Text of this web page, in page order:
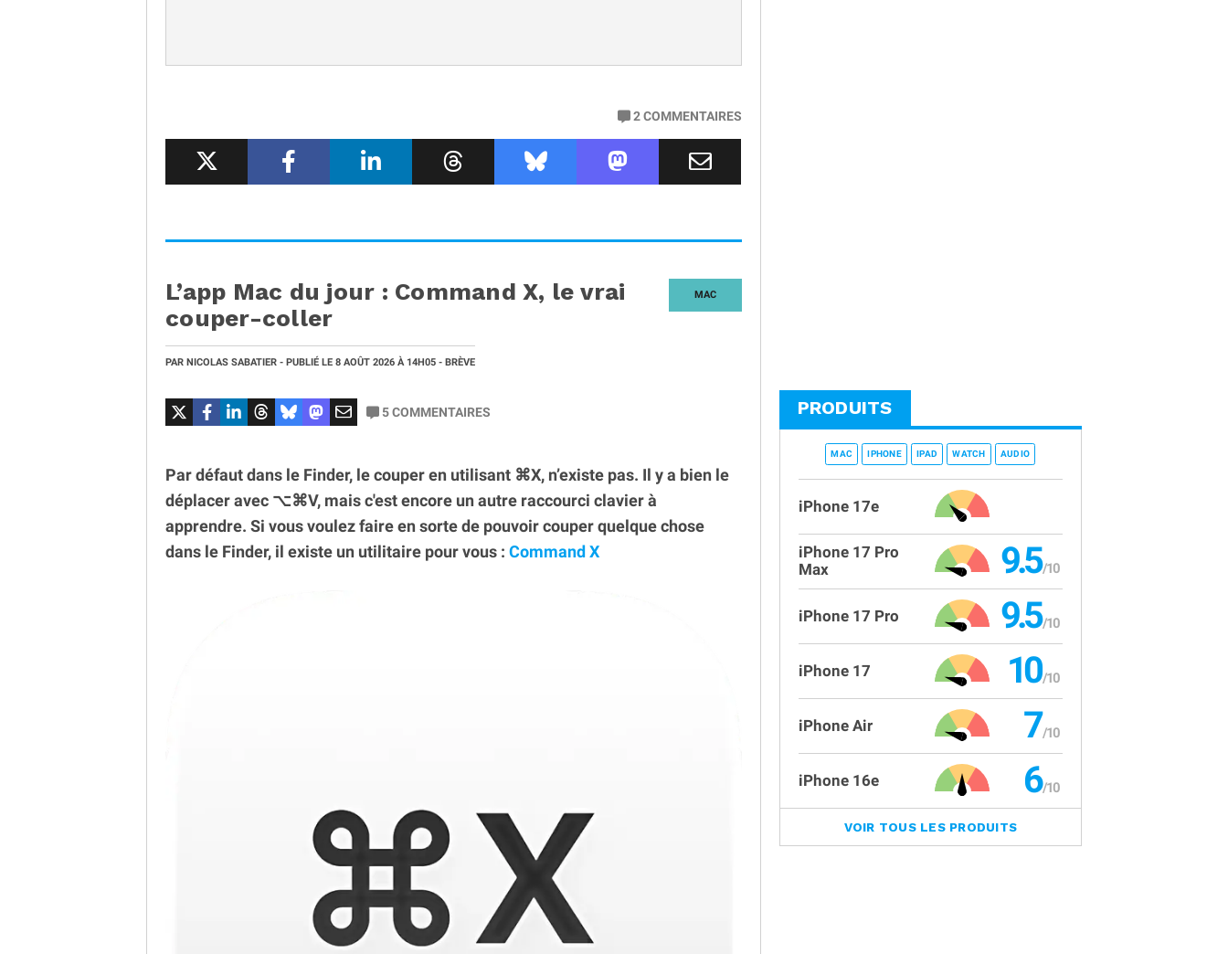
2COMMENTAIRES
MAC
L’app Mac du jour : Command X, le vrai
couper-coller
PAR NICOLAS SABATIER - PUBLIÉ LE 8 AOÛT 2026 À 14H05 - BRÈVE
5COMMENTAIRES
Par défaut dans le Finder, le couper en utilisant ⌘X, n’existe pas. Il y a bien le
déplacer avec ⌥⌘V, mais c'est encore un autre raccourci clavier à
apprendre. Si vous voulez faire en sorte de pouvoir couper quelque chose
dans le Finder, il existe un utilitaire pour vous : Command X
PRODUITS
MAC IPHONE IPAD WATCH AUDIO
iPhone 17e
iPhone 17 Pro
Max
9.5
iPhone 17 Pro 9.5
iPhone 17 10
iPhone Air 7
iPhone 16e 6
VOIR TOUS LES PRODUITS